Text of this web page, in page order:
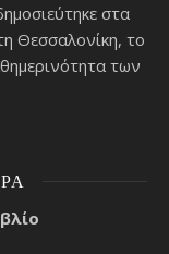
στα
Θεσσαλονίκη, το
των